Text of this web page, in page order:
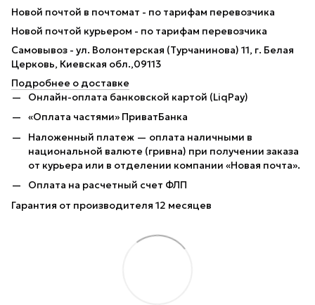
Новой почтой в почтомат - по тарифам перевозчика
Новой почтой курьером - по тарифам перевозчика
Самовывоз - ул. Волонтерская (Турчанинова) 11, г. Белая
Церковь, Киевская обл.,09113
Подробнее о доставке
Онлайн-оплата банковской картой (LiqPay)
«Оплата частями» ПриватБанка
Наложенный платеж — оплата наличными в
национальной валюте (гривна) при получении заказа
от курьера или в отделении компании «Новая почта».
Оплата на расчетный счет ФЛП
Гарантия от производителя 12 месяцев